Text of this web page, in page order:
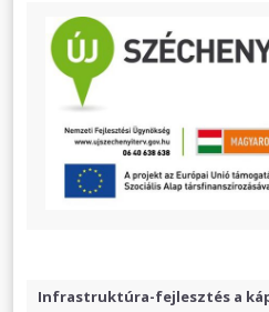
Infrastruktúra-fejlesztés a